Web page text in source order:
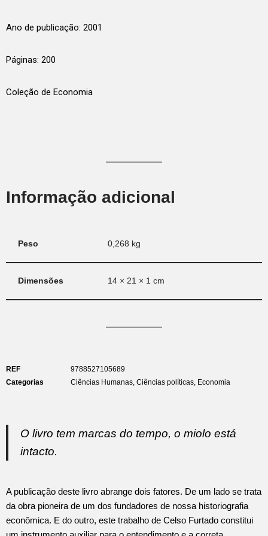
Ano de publicação: 2001
Páginas: 200
Coleção de Economia
Informação adicional
Peso 0,268 kg
Dimensões 14 × 21 × 1 cm
REF
9788527105689
Categorias
Ciências Humanas Ciências políticas Economia
O livro tem marcas do tempo, o miolo está
intacto.
A publicação deste livro abrange dois fatores. De um lado se trata
da obra pioneira de um dos fundadores de nossa historiografia
econômica. E do outro, este trabalho de Celso Furtado constitui